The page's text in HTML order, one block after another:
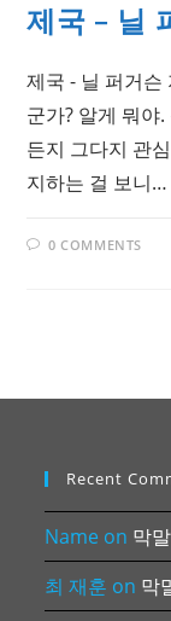
제국 – 닐
제국 - 닐 퍼거슨
군가? 알게 뭐야
든지 그다지 관
지하는 걸 보니…
0 COMMENTS
Recent
Name on 막
최 재훈 on 막